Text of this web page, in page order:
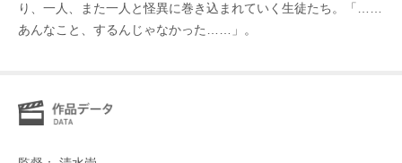
り、一人、また一人と怪異に巻き込まれていく生徒たち。「……
あんなこと、するんじゃなかった……」。